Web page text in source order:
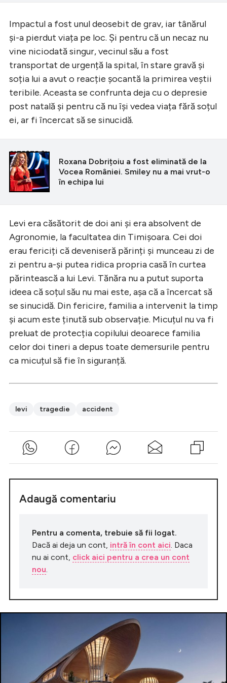
Impactul a fost unul deosebit de grav, iar tânărul
și-a pierdut viața pe loc. Și pentru că un necaz nu
vine niciodată singur, vecinul său a fost
transportat de urgență la spital, în stare gravă și
soția lui a avut o reacție șocantă la primirea veștii
teribile. Aceasta se confrunta deja cu o depresie
post natală și pentru că nu își vedea viața fără soțul
ei, ar fi încercat să se sinucidă.
CITEȘTE ȘI
Roxana Dobrițoiu a fost eliminată de la
Vocea României. Smiley nu a mai vrut-o
în echipa lui
Levi era căsătorit de doi ani și era absolvent de
Agronomie, la facultatea din Timișoara. Cei doi
erau fericiți că deveniseră părinți și munceau zi de
zi pentru a-și putea ridica propria casă în curtea
părintească a lui Levi. Tănăra nu a putut suporta
ideea că soțul său nu mai este, așa că a încercat să
se sinucidă. Din fericire, familia a intervenit la timp
și acum este ținută sub observație. Micuțul nu va fi
preluat de protecția copilului deoarece familia
celor doi tineri a depus toate demersurile pentru
ca micuțul să fie în siguranță.
levi tragedie accident
Adaugă comentariu
Pentru a comenta, trebuie să fii logat.
Dacă ai deja un cont, intră în cont aici . Daca
nu ai cont, click aici pentru a crea un cont
nou